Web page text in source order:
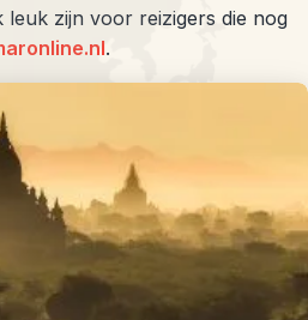
zijn voor reizigers die nog
.